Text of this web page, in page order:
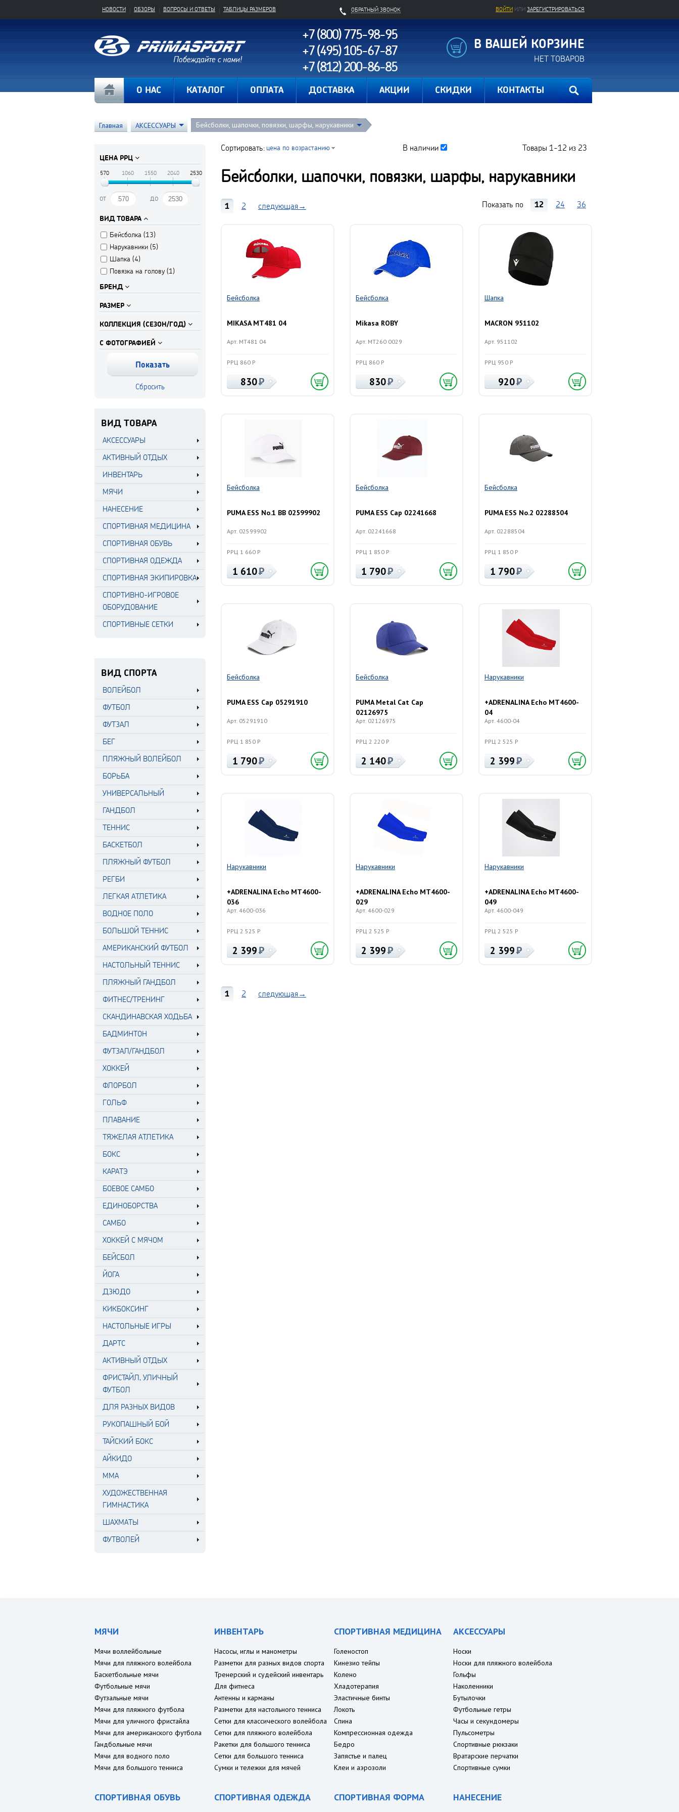
ОБРАТНЫЙ ЗВОНОК ВОЙТИ ИЛИ ЗАРЕГИСТРИРОВАТЬСЯ
НОВОСТИ ОБЗОРЫ ВОПРОСЫ И ОТВЕТЫ ТАБЛИЦЫ РАЗМЕРОВ
+7 (800) 775-98-95
+7 (495) 105-67-87
+7 (812) 200-86-85
В ВАШЕЙ КОРЗИНЕ
НЕТ ТОВАРОВ
О НАС КАТАЛОГ ОПЛАТА ДОСТАВКА АКЦИИ СКИДКИ КОНТАКТЫ
Главная АКСЕССУАРЫ Бейсболки, шапочки, повязки, шарфы, нарукавники
ЦЕНА РРЦ
570 1060 1550 2040 2530
от до
ВИД ТОВАРА
Бейсболка (13)
Нарукавники (5)
Шапка (4)
Повязка на голову (1)
БРЕНД
РАЗМЕР
КОЛЛЕКЦИЯ (СЕЗОН/ГОД)
С ФОТОГРАФИЕЙ
ВИД ТОВАРА
АКСЕССУАРЫ
АКТИВНЫЙ ОТДЫХ
ИНВЕНТАРЬ
МЯЧИ
НАНЕСЕНИЕ
СПОРТИВНАЯ МЕДИЦИНА
СПОРТИВНАЯ ОБУВЬ
СПОРТИВНАЯ ОДЕЖДА
СПОРТИВНАЯ ЭКИПИРОВКА
СПОРТИВНО-ИГРОВОЕ
ОБОРУДОВАНИЕ
СПОРТИВНЫЕ СЕТКИ
ВИД СПОРТА
ВОЛЕЙБОЛ
ФУТБОЛ
ФУТЗАЛ
БЕГ
ПЛЯЖНЫЙ ВОЛЕЙБОЛ
БОРЬБА
УНИВЕРСАЛЬНЫЙ
ГАНДБОЛ
ТЕННИС
БАСКЕТБОЛ
ПЛЯЖНЫЙ ФУТБОЛ
РЕГБИ
ЛЕГКАЯ АТЛЕТИКА
ВОДНОЕ ПОЛО
БОЛЬШОЙ ТЕННИС
АМЕРИКАНСКИЙ ФУТБОЛ
НАСТОЛЬНЫЙ ТЕННИС
ПЛЯЖНЫЙ ГАНДБОЛ
ФИТНЕС/ТРЕНИНГ
СКАНДИНАВСКАЯ ХОДЬБА
БАДМИНТОН
ФУТЗАЛ/ГАНДБОЛ
ХОККЕЙ
ФЛОРБОЛ
ГОЛЬФ
ПЛАВАНИЕ
ТЯЖЕЛАЯ АТЛЕТИКА
БОКС
КАРАТЭ
БОЕВОЕ САМБО
ЕДИНОБОРСТВА
САМБО
ХОККЕЙ С МЯЧОМ
БЕЙСБОЛ
ЙОГА
ДЗЮДО
КИКБОКСИНГ
НАСТОЛЬНЫЕ ИГРЫ
ДАРТС
АКТИВНЫЙ ОТДЫХ
ФРИСТАЙЛ, УЛИЧНЫЙ
ФУТБОЛ
ДЛЯ РАЗНЫХ ВИДОВ
РУКОПАШНЫЙ БОЙ
ТАЙСКИЙ БОКС
АЙКИДО
MMA
ХУДОЖЕСТВЕННАЯ
ГИМНАСТИКА
ШАХМАТЫ
ФУТВОЛЕЙ
В наличии
Сортировать: цена по возрастанию Товары 1-12 из 23
Бейсболки, шапочки, повязки, шарфы, нарукавники
1 2 следующая→ Показать по 12 24 36
Бейсболка
MIKASA MT481 04
Арт. MT481 04
РРЦ 860 Р
830
Бейсболка
Mikasa ROBY
Арт. MT260 0029
РРЦ 860 Р
830
Шапка
MACRON 951102
Арт. 951102
РРЦ 950 Р
920
Бейсболка
PUMA ESS No.1 BB 02599902
Арт. 02599902
РРЦ 1 660 Р
1 610
Бейсболка
PUMA ESS Cap 02241668
Арт. 02241668
РРЦ 1 850 Р
1 790
Бейсболка
PUMA ESS No.2 02288504
Арт. 02288504
РРЦ 1 850 Р
1 790
Бейсболка
PUMA ESS Cap 05291910
Арт. 05291910
РРЦ 1 850 Р
1 790
Бейсболка
PUMA Metal Cat Cap
02126975
Арт. 02126975
РРЦ 2 220 Р
2 140
Нарукавники
+ADRENALINA Echo MT4600-
04
Арт. 4600-04
РРЦ 2 525 Р
2 399
Нарукавники
+ADRENALINA Echo MT4600-
036
Арт. 4600-036
РРЦ 2 525 Р
2 399
Нарукавники
+ADRENALINA Echo MT4600-
029
Арт. 4600-029
РРЦ 2 525 Р
2 399
Нарукавники
+ADRENALINA Echo MT4600-
049
Арт. 4600-049
РРЦ 2 525 Р
2 399
1 2 следующая→
МЯЧИ
Мячи воллейбольные
Мячи для пляжного волейбола
Баскетбольные мячи
Футбольные мячи
Футзальные мячи
Мячи для пляжного футбола
Мячи для уличного фристайла
Мячи для американского футбола
Гандбольные мячи
Мячи для водного поло
Мячи для большого тенниса
ИНВЕНТАРЬ
Насосы, иглы и манометры
Разметки для разных видов спорта
Тренерский и судейский инвентарь
Для фитнеса
Антенны и карманы
Разметки для настольного тенниса
Сетки для классического волейбола
Сетки для пляжного волейбола
Ракетки для большого тенниса
Сетки для большого тенниса
Сумки и тележки для мячей
СПОРТИВНАЯ МЕДИЦИНА
Голеностоп
Кинезио тейпы
Колено
Хладотерапия
Эластичные бинты
Локоть
Спина
Компрессионная одежда
Бедро
Запястье и палец
Клеи и аэрозоли
АКСЕССУАРЫ
Носки
Носки для пляжного волейбола
Гольфы
Наколенники
Бутылочки
Футбольные гетры
Часы и секундомеры
Пульсометры
Спортивные рюкзаки
Вратарские перчатки
Спортивные сумки
СПОРТИВНАЯ ОБУВЬ СПОРТИВНАЯ ОДЕЖДА СПОРТИВНАЯ ФОРМА НАНЕСЕНИЕ